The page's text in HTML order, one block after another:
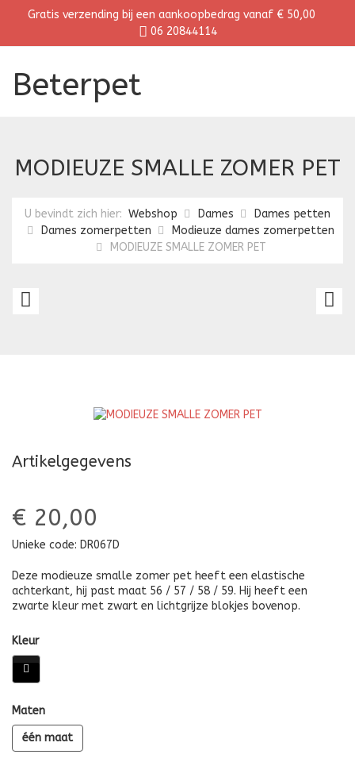
Gratis verzending bij een aankoopbedrag vanaf € 50,00
06 20844114
Beterpet
MODIEUZE SMALLE ZOMER PET
U bevindt zich hier: Webshop Dames
Dames petten
Dames zomerpetten
Modieuze dames zomerpetten
MODIEUZE SMALLE ZOMER PET
Artikelgegevens
€ 20,00
Unieke code: DR067D
Deze modieuze smalle zomer pet heeft een elastische
achterkant, hij past maat 56 / 57 / 58 / 59. Hij heeft een
zwarte kleur met zwart en lichtgrijze blokjes bovenop.
Kleur
Maten
één maat